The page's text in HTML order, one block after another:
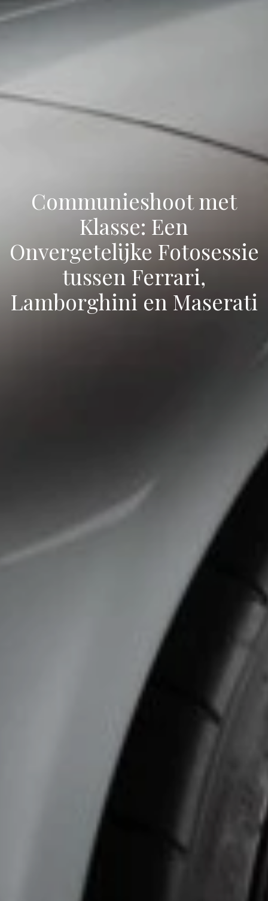
Communieshoot met
Klasse: Een
Onvergetelijke Fotosessie
tussen Ferrari,
Lamborghini en Maserati